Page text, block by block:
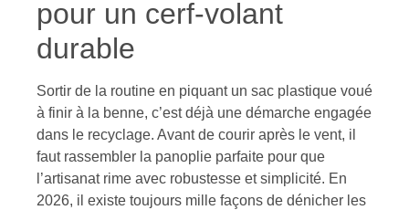
pour un cerf-volant
durable
Sortir de la routine en piquant un sac plastique voué
à finir à la benne, c’est déjà une démarche engagée
dans le recyclage. Avant de courir après le vent, il
faut rassembler la panoplie parfaite pour que
l’artisanat rime avec robustesse et simplicité. En
2026, il existe toujours mille façons de dénicher les